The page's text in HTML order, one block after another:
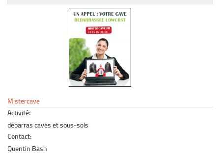
Le marché du mobilier d’occasion
Mistercave
Activité:
débarras caves et sous-sols
Contact:
Quentin Bash